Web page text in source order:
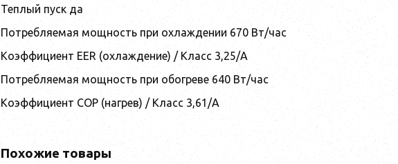
Теплый пуск да
Потребляемая мощность при охлаждении 670 Вт/час
Коэффициент EER (охлаждение) / Класс 3,25/A
Потребляемая мощность при обогреве 640 Вт/час
Коэффициент COP (нагрев) / Класс 3,61/A
Похожие товары